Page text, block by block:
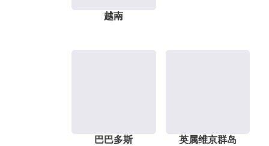
越南
巴巴多斯 英属维京群岛